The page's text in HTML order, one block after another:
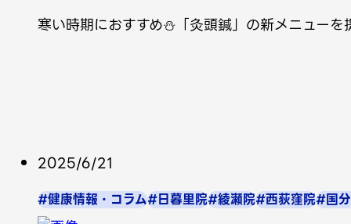
寒い時期におすすめ⛄「灸頭鍼」の新メニュー
2025/6/21
#健康情報・コラム#日暮里院#綾瀬院#西荻窪院#国